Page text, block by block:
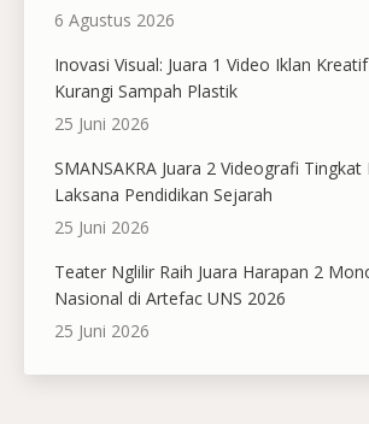
6 Agustus 2026
Inovasi Visual: Juara 1 Video Iklan
Kurangi Sampah Plastik
25 Juni 2026
SMANSAKRA Juara 2 Videografi
Laksana Pendidikan Sejarah
25 Juni 2026
Teater Nglilir Raih Juara Harapan 2
Nasional di Artefac UNS 2026
25 Juni 2026